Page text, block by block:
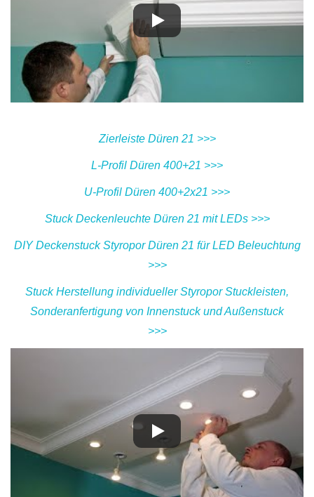
Zierleiste Düren 21 >>>
L-Profil Düren 400+21 >>>
U-Profil Düren 400+2x21 >>>
Stuck Deckenleuchte Düren 21 mit LEDs >>>
DIY Deckenstuck Styropor Düren 21 für LED Beleuchtung
>>>
Stuck Herstellung individueller Styropor Stuckleisten,
Sonderanfertigung von Innenstuck und Außenstuck
>>>